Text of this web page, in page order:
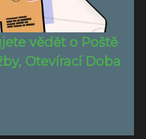
vědět o Poště
Otevírací Doba